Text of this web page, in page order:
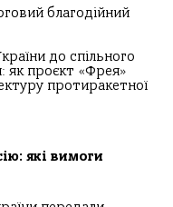
благодійний
до спільного
як проєкт «Фрея»
протиракетної
які вимоги